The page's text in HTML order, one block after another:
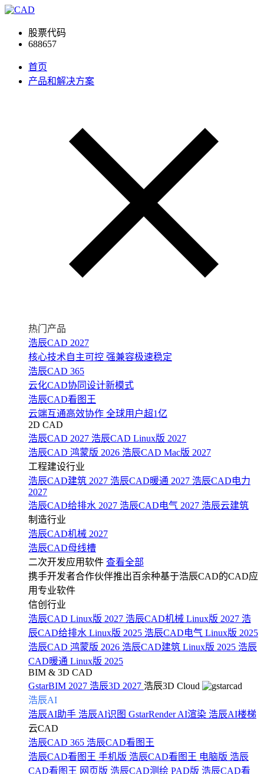
股票代码
688657
首页
产品和解决方案
热门产品
浩辰CAD 2027
核心技术自主可控 强兼容极速稳定
浩辰CAD 365
云化CAD协同设计新模式
浩辰CAD看图王
云端互通高效协作 全球用户超1亿
2D CAD
浩辰CAD 2027 浩辰CAD Linux版 2027
浩辰CAD 鸿蒙版 2026 浩辰CAD Mac版 2027
工程建设行业
浩辰CAD建筑 2027 浩辰CAD暖通 2027 浩辰CAD电力
2027
浩辰CAD给排水 2027 浩辰CAD电气 2027 浩辰云建筑
制造行业
浩辰CAD机械 2027
浩辰CAD母线槽
二次开发应用软件 查看全部
携手开发者合作伙伴推出百余种基于浩辰CAD的CAD应
用专业软件
信创行业
浩辰CAD Linux版 2027 浩辰CAD机械 Linux版 2027 浩
辰CAD给排水 Linux版 2025 浩辰CAD电气 Linux版 2025
浩辰CAD 鸿蒙版 2026 浩辰CAD建筑 Linux版 2025 浩辰
CAD暖通 Linux版 2025
BIM & 3D CAD
GstarBIM 2027 浩辰3D 2027 浩辰3D Cloud
浩辰AI
浩辰AI助手 浩辰AI识图 GstarRender AI渲染 浩辰AI楼梯
云CAD
浩辰CAD 365 浩辰CAD看图王
浩辰CAD看图王 手机版 浩辰CAD看图王 电脑版 浩辰
CAD看图王 网页版 浩辰CAD测绘 PAD版 浩辰CAD看